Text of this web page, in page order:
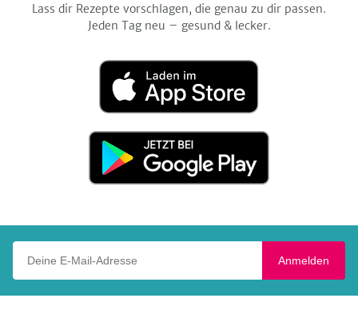
Lass dir Rezepte vorschlagen, die genau zu dir passen.
Jeden Tag neu – gesund & lecker.
Laden
im
App
Jetzt
Google
Anmelden